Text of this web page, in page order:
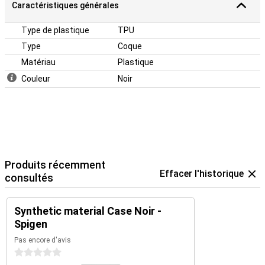
Caractéristiques générales
Type de plastique
TPU
Type
Coque
Matériau
Plastique
Couleur
Noir
Produits récemment
consultés
Effacer l'historique
Synthetic material Case Noir -
Spigen
Pas encore d'avis
0 étoiles